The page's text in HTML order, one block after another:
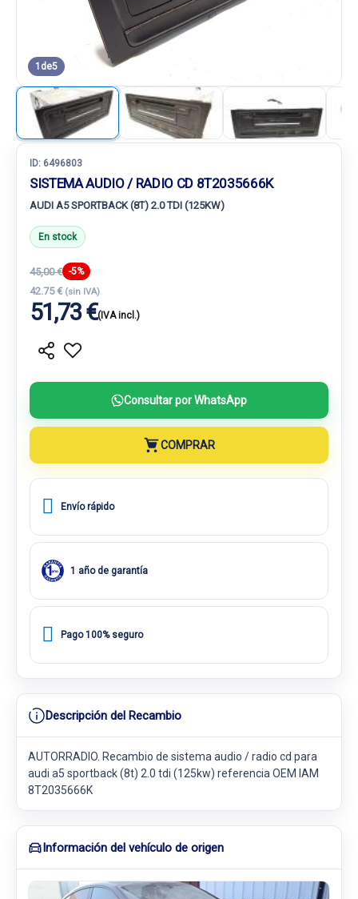
1 de5
ID: 6496803
SISTEMA AUDIO / RADIO CD 8T2035666K
AUDI A5 SPORTBACK (8T) 2.0 TDI (125KW)
En stock
45,00 € -5%
42.75 € (sin IVA)
51,73 €(IVA incl.)
Consultar por WhatsApp
COMPRAR
Envío rápido
1 año de garantía
Pago 100% seguro
Descripción del Recambio
AUTORRADIO. Recambio de sistema audio / radio cd para
audi a5 sportback (8t) 2.0 tdi (125kw) referencia OEM IAM
8T2035666K
Información del vehículo de origen